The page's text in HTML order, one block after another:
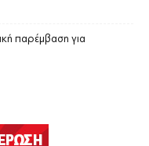
παρέμβαση για